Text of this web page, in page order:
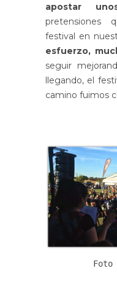
apostar
pretensiones
festival en
esfuerzo,
seguir
llegando, el
camino fuimos
Foto